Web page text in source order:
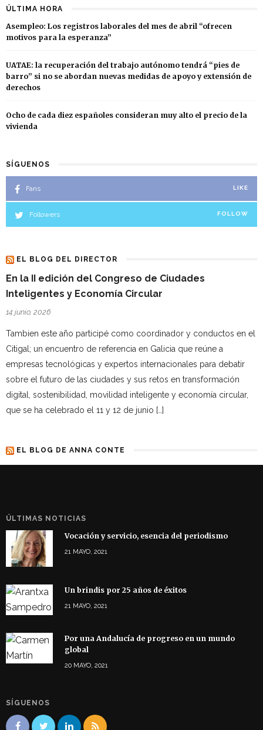
ÚLTIMA HORA
Asempleo: Los registros laborales del mes de abril “ofrecen
motivos para la esperanza”
UATAE: la recuperación del trabajo autónomo tendrá “pies de
barro” si no se abordan nuevas medidas de apoyo y extensión de
derechos
Ocho de cada diez españoles consideran muy alto el precio de la
vivienda
SÍGUENOS
Fans LIKE
Followers FOLLOW
EL BLOG DEL DIRECTOR
En la II edición del Congreso de Ciudades
Inteligentes y Economía Circular
14 junio, 2026
Tambien este año participé como coordinador y conductos en el
Citigal; un encuentro de referencia en Galicia que reúne a
empresas tecnológicas y expertos internacionales para debatir
sobre el futuro de las ciudades y sus retos en transformación
digital, sostenibilidad, movilidad inteligente y economía circular,
que se ha celebrado el 11 y 12 de junio […]
EL BLOG DE ANNA CONTE
ÚLTIMAS NOTICIAS
Vocación y servicio, esencia del periodismo
21 MAYO, 2021
Un brindis por 25 años de éxitos
21 MAYO, 2021
Por una Andalucía de progreso en un mundo
global
20 MAYO, 2021
SÍGUENOS